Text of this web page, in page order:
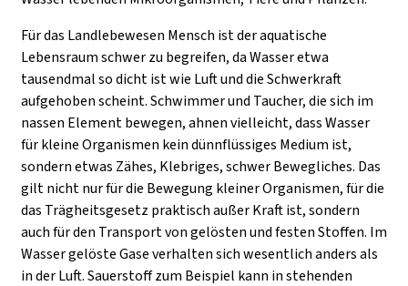
Für das Landlebewesen Mensch ist der aquatische
Lebensraum schwer zu begreifen, da Wasser etwa
tausendmal so dicht ist wie Luft und die Schwerkraft
aufgehoben scheint. Schwimmer und Taucher, die sich im
nassen Element bewegen, ahnen vielleicht, dass Wasser
für kleine Organismen kein dünnflüssiges Medium ist,
sondern etwas Zähes, Klebriges, schwer Bewegliches. Das
gilt nicht nur für die Bewegung kleiner Organismen, für die
das Trägheitsgesetz praktisch außer Kraft ist, sondern
auch für den Transport von gelösten und festen Stoffen. Im
Wasser gelöste Gase verhalten sich wesentlich anders als
in der Luft. Sauerstoff zum Beispiel kann in stehenden